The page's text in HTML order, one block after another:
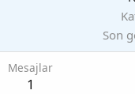
Son
Mesajlar
1